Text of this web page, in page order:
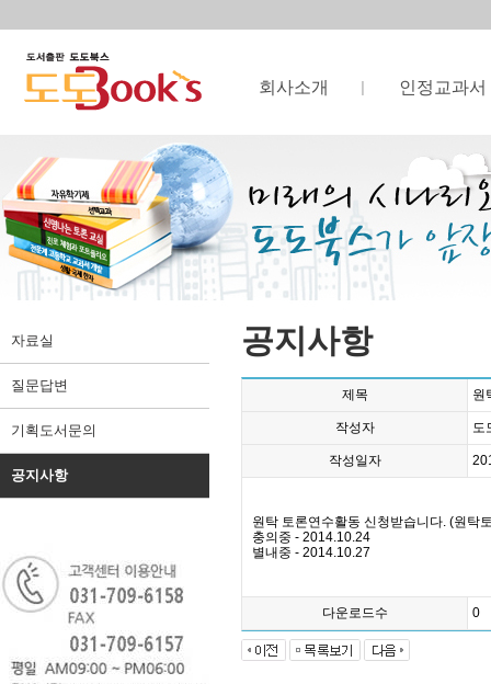
회사소개 인정교과서
자료실
질문답변
기획도서문의
공지사항
공지사항
제목 원
작성자 도
작성일자
원탁 토론연수활동 신청받습니다. (원탁
충의중 - 2014.10.24
별내중 - 2014.10.27
다운로드수 0